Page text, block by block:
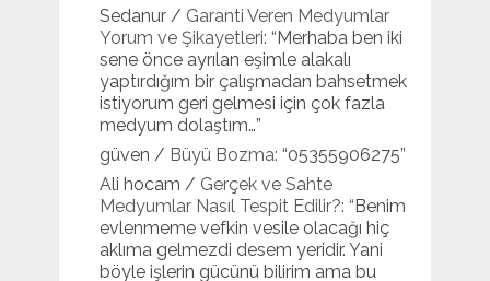
Sedanur/ Garanti Veren Medyumlar
Yorum ve Şikayetleri: “ Merhaba ben iki
sene önce ayrılan eşimle alakalı
yaptırdığım bir çalışmadan bahsetmek
istiyorum geri gelmesi için çok fazla
medyum dolaştım…”
güven / Büyü Bozma: “05355906275”
Ali hocam / Gerçek ve Sahte
Medyumlar Nasıl Tespit Edilir?: “ Benim
evlenmeme vefkin vesile olacağı hiç
aklıma gelmezdi desem yeridir. Yani
böyle işlerin gücünü bilirim ama bu